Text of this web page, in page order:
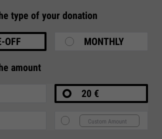
type of your donation
OFF MONTHLY
amount
20 €